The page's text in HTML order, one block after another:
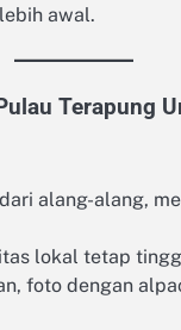
awal.
Terapung
alang-alang,
lokal tetap
foto dengan